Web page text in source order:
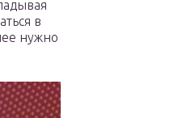
в
нужно